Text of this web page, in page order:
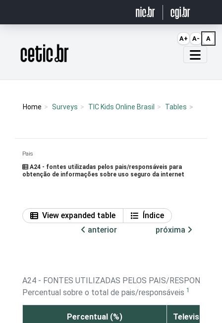
Página inicial
Home Surveys TIC Kids Online Brasil Tables
Pais
A24 - fontes utilizadas pelos pais/responsáveis para
obtenção de informações sobre uso seguro da internet
View expanded table
Índice
anterior
próxima
A24 - FONTES UTILIZADAS PELOS PAIS/
Percentual sobre o total de pais/responsáveis 1
Percentual (%)
Televisão,
A+ A- A